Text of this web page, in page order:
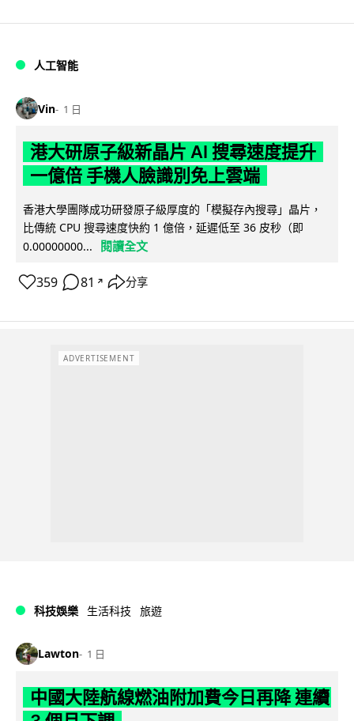
人工智能
Vin 1 日
港大研原子級新晶片 AI 搜尋速度提升
一億倍 手機人臉識別免上雲端
香港大學團隊成功研發原子級厚度的「模擬存內搜尋」晶片，
比傳統 CPU 搜尋速度快約 1 億倍，延遲低至 36 皮秒（即
0.00000000...
閱讀全文
359 81 ↗ 分享
ADVERTISEMENT
科技娛樂 生活科技 旅遊
Lawton 1 日
中國大陸航線燃油附加費今日再降 連續